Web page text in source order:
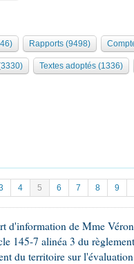
Rapports (9498)
Textes adoptés (1336)
4 5 6 7 8 9
d'information de Mme
145-7 alinéa 3 du
du territoire sur